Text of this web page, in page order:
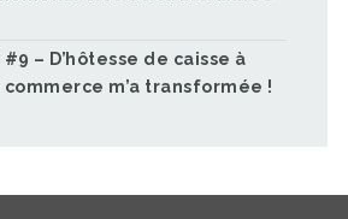
– D’hôtesse de caisse à
m’a transformée !